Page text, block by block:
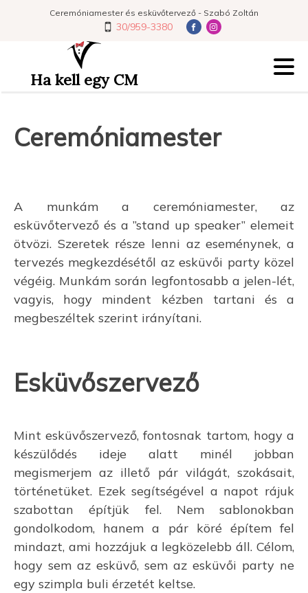
Ceremóniamester és esküvőtervező - Szabó Zoltán
30/959-3380
Ha kell egy CM
Ceremóniamester
A munkám a ceremóniamester, az
esküvőtervező és a ”stand up speaker” elemeit
ötvözi. Szeretek része lenni az eseménynek, a
tervezés megkezdésétől az esküvői party közel
végéig. Munkám során legfontosabb a jelen-lét,
vagyis, hogy mindent kézben tartani és a
megbeszéltek szerint irányítani.
Esküvőszervező
Mint esküvőszervező, fontosnak tartom, hogy a
készülődés ideje alatt minél jobban
megismerjem az illető pár világát, szokásait,
történetüket. Ezek segítségével a napot rájuk
szabottan építjük fel. Nem sablonokban
gondolkodom, hanem a pár köré építem fel
mindazt, ami hozzájuk a legközelebb áll. Célom,
hogy sem az esküvő, sem az esküvői party ne
egy szimpla buli érzetét keltse.